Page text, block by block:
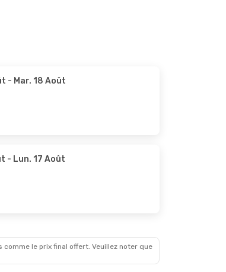
- Mar. 18 Août
- Lun. 17 Août
le prix final offert. Veuillez noter que